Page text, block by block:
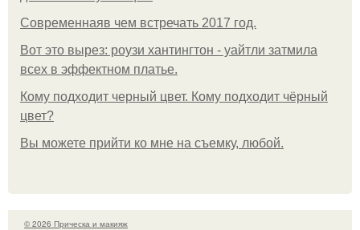
Современнаяв чем встречать 2017 год.
Вот это вырез: роузи хантингтон - уайтли затмила
всех в эффектном платьe.
Кому подходит черный цвет. Кому подходит чёрный
цвет?
Вы можете прийти ко мне на съемку, любой.
© 2026 Прическа и макияж